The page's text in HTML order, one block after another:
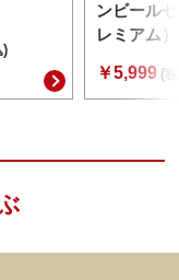
)
ンビール
レミアム
￥5,999 (